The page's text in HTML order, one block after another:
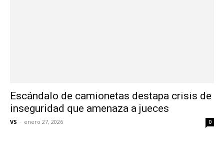
Escándalo de camionetas destapa crisis de
inseguridad que amenaza a jueces
VS - enero 27, 2026 0